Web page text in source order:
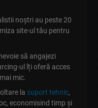
noștri au peste 20
site-ul tău pentru
să angajezi
ul îți oferă acces
mic.
la suport tehnic,
economisind timp și